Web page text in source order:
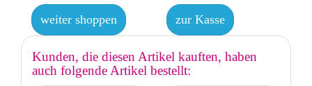
weiter shoppen zur Kasse
Kunden, die diesen Artikel kauften, haben
auch folgende Artikel bestellt: